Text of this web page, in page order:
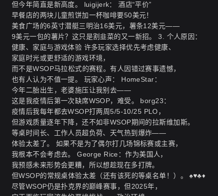
但今年简直是新高度。 luigijerk： 酒店“平价”
早餐店的两块儿童煎饼加一杯咖啡要50美元！
美食广场的6英寸潜艇三明治16美元，薯条12美元——
9美元一包的薯片？这只是割韭菜的又一新招。3. 个人原因：
健康、家庭与游戏体验 许多玩家选择优先考虑健康、
家庭时光或更舒适的游戏环境，
而不是WSOP马拉松式的赛程。有人因错过赛事遗憾，
也有人认为不值一提。 玩家心声： HomeStar：
今年二胎出生，老婆施压让我别去——
这是我疫情后第一次缺席WSOP，难受。 borg23：
疫情后我每年都去WSOP打两周5/5-10/25 PLO，
但游戏质量逐年下降，还不如非WSOP期间的拉斯维加斯。
等桌时间长、工作人员超负荷、天气热到爆炸——
体验太差了。 如果不是为了偶尔打几场锦标赛或主赛，
我根本不会考虑去。 George Rice：作为美国人，
我预感未来形势会更糟，所以想趁现在多打牌。
但WSOP的常规桌体验太差（还有该死的等桌名单！）。 ♠♥♣♦
尽管WSOP仍是扑克界的巅峰赛事，但2025年，